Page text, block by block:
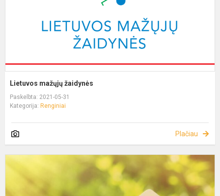
Lietuvos mažųjų žaidynės
Paskelbta: 2021-05-31
Kategorija: Renginiai
Plačiau